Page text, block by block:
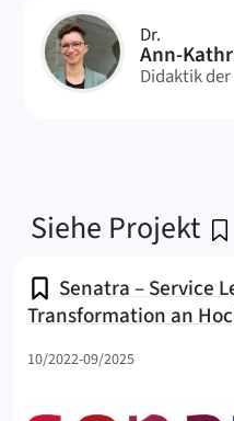
AB Dr.
Ann-
Didaktik
Siehe Projekt
Senatra – Service
Transformation an
(Senatra
10/2022-09/2025